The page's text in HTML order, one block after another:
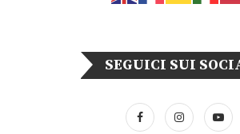
SEGUICI SUI